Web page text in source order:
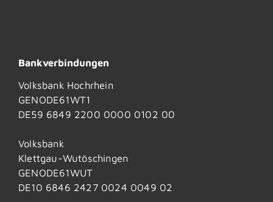
Bankverbindungen
Volksbank Hochrhein
GENODE61WT1
DE59 6849 2200 0000 0102 00
Volksbank
Klettgau-Wutöschingen
GENODE61WUT
DE10 6846 2427 0024 0049 02